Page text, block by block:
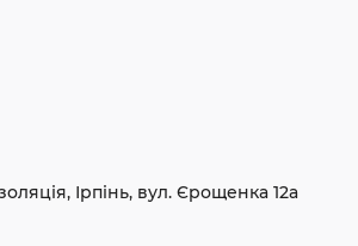
Ірпінь, вул. Єрощенка 12а